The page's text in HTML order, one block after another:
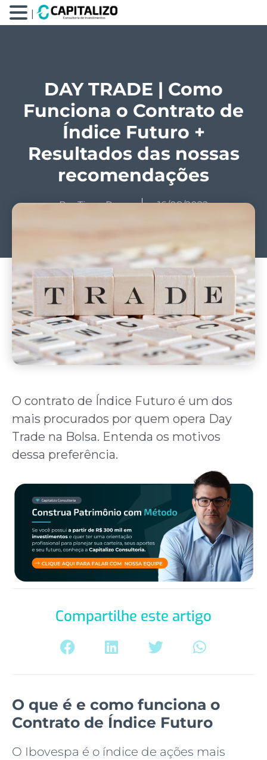
DAY TRADE | Como
Funciona o Contrato de
Índice Futuro +
Resultados das nossas
recomendações
PorTiago Prux 16/08/2022
O contrato de Índice Futuro é um dos
mais procurados por quem opera Day
Trade na Bolsa. Entenda os motivos
dessa preferência.
Compartilhe este artigo
O que é e como funciona o
Contrato de Índice Futuro
O Ibovespa é o índice de ações mais